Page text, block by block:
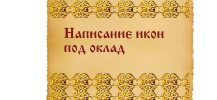
Написание икон
под оклад